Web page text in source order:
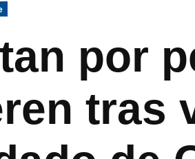
por
tras